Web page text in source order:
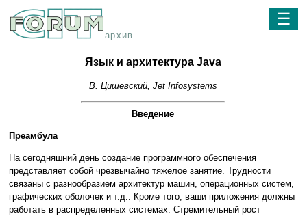
архив
☰
Язык и архитектура Java
В. Цишевский, Jet Infosystems
Введение
Преамбула
На сегодняшний день создание программного обеспечения
представляет собой чрезвычайно тяжелое занятие. Трудности
связаны с разнообразием архитектур машин, операционных систем,
графических оболочек и т.д.. Кроме того, ваши приложения должны
работать в распределенных системах. Стремительный рост